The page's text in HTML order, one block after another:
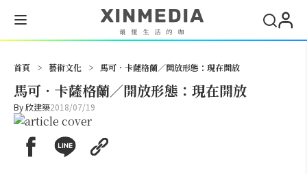
首頁 > 藝術文化 > 馬可．卡薩格蘭／開放形態：現在開放
馬可．卡薩格蘭／開放形態：現在開放
By欣建築2018/07/19